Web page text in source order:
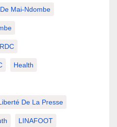
Mai-Ndombe
Health
De La Presse
LINAFOOT